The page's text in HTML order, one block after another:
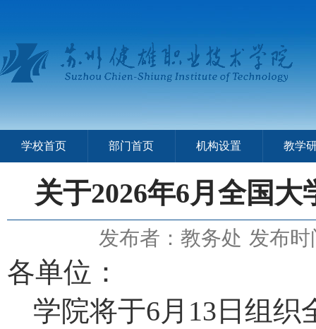
学校首页 部门首页 机构设置 教学
关于2026年6月全国
发布者：教务处 发布
各单位：
学院将于6月13日组织